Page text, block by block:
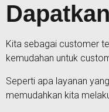
Kita sebagai customer
kemudahan untuk
Seperti apa layanan
memudahkan kita